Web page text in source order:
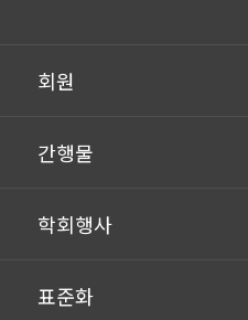
회원
간행물
학회행사
표준화